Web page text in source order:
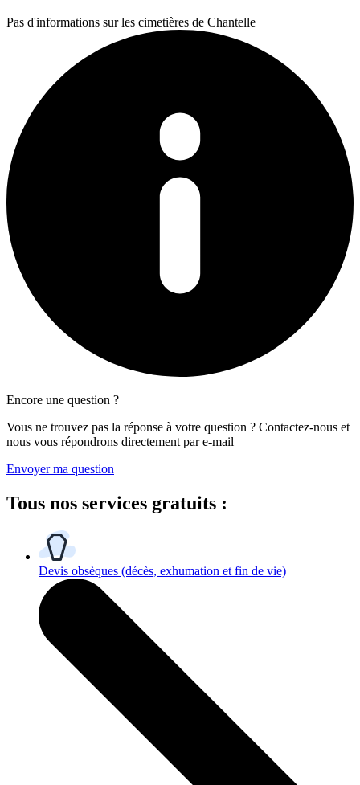
Pas d'informations sur les cimetières de Chantelle
Encore une question ?
Vous ne trouvez pas la réponse à votre question ? Contactez-nous et
nous vous répondrons directement par e-mail
Envoyer ma question
Tous nos services gratuits :
Devis obsèques (décès, exhumation et fin de vie)